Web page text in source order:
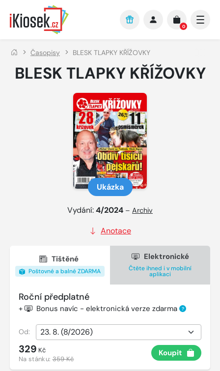
Přejít na hlavní obsah
0
Časopisy BLESK TLAPKY KŘÍŽOVKY
BLESK TLAPKY KŘÍŽOVKY
Ukázka
Vydání:4/2024 – Archiv
Anotace
Tištěné
Poštovné a balné ZDARMA
Elektronické
Čtěte ihned i v mobilní
aplikaci
Roční předplatné
+ Bonus navíc - elektronická verze zdarma ?
Od:
329 Kč
Na stánku:359 Kč
Koupit